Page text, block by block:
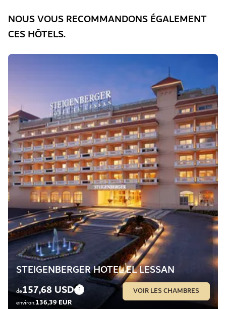
NOUS VOUS RECOMMANDONS ÉGALEMENT
CES HÔTELS.
STEIGENBERGER HOTEL EL LESSAN
de157,68 USD
environ.136,39 EUR
VOIR LES CHAMBRES